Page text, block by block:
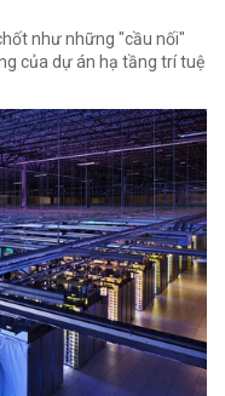
như những "cầu nối"
của dự án hạ tầng trí tuệ